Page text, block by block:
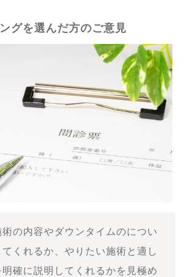
グを選んだ方のご意見
の内容やダウンタイムのについ
てくれるか、やりたい施術と適し
明確に説明してくれるかを見極め